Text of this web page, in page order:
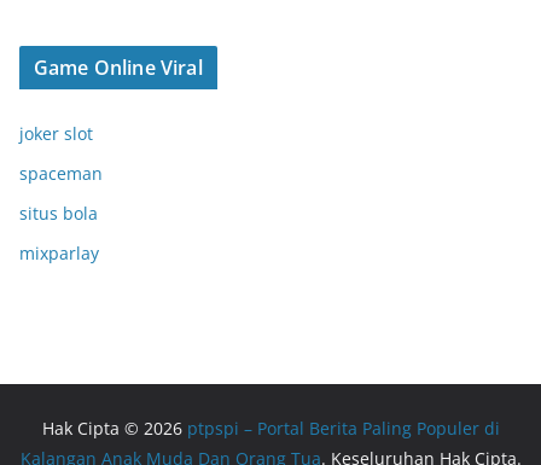
Game Online Viral
joker slot
spaceman
situs bola
mixparlay
Hak Cipta © 2026 ptpspi – Portal Berita Paling Populer di
Kalangan Anak Muda Dan Orang Tua. Keseluruhan Hak Cipta.